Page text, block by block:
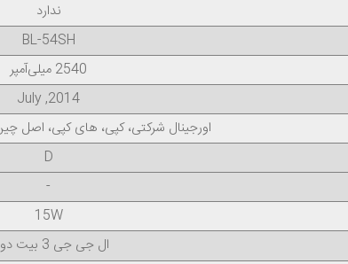
ندارد
BL-54SH
2540 میلی‌آمپر
2014, July
اورجینال شرکتی، کپی، های کپی، اصل
D
-
15W
ال جی جی 3 بیت دوال